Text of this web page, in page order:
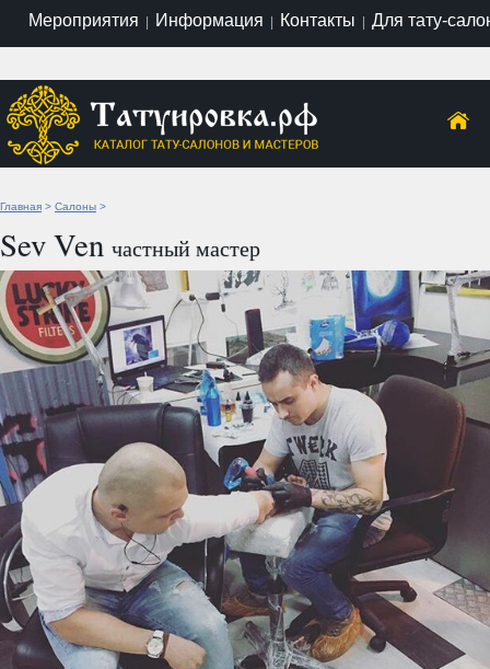
Мероприятия | Информация | Контакты | Для тату-
Главная > Салоны >
Sev Ven частный мастер